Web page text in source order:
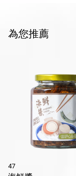
為您推薦
47